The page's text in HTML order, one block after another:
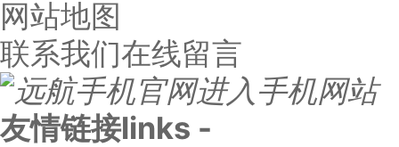
网站地图
联系我们在线留言
进入手机网站
友情链接links -